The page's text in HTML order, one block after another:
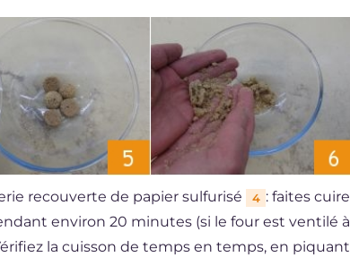
recouverte de papier sulfurisé 4 : faites cuire
environ 20 minutes (si le four est ventilé à
la cuisson de temps en temps, en piquant